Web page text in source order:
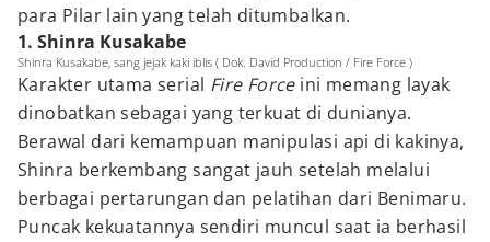
para Pilar lain yang telah ditumbalkan.
1. Shinra Kusakabe
Shinra Kusakabe, sang jejak kaki iblis ( Dok. David Production / Fire Force )
Karakter utama serial Fire Force ini memang layak
dinobatkan sebagai yang terkuat di dunianya.
Berawal dari kemampuan manipulasi api di kakinya,
Shinra berkembang sangat jauh setelah melalui
berbagai pertarungan dan pelatihan dari Benimaru.
Puncak kekuatannya sendiri muncul saat ia berhasil